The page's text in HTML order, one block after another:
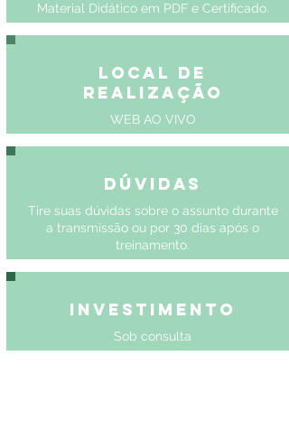
Material Didático em PDF e Certificado.
Local de
Realização
WEB AO VIVO
Dúvidas
Tire suas dúvidas sobre o assunto durante
a transmissão ou por 30 dias após o
treinamento.
Investimento
Sob consulta